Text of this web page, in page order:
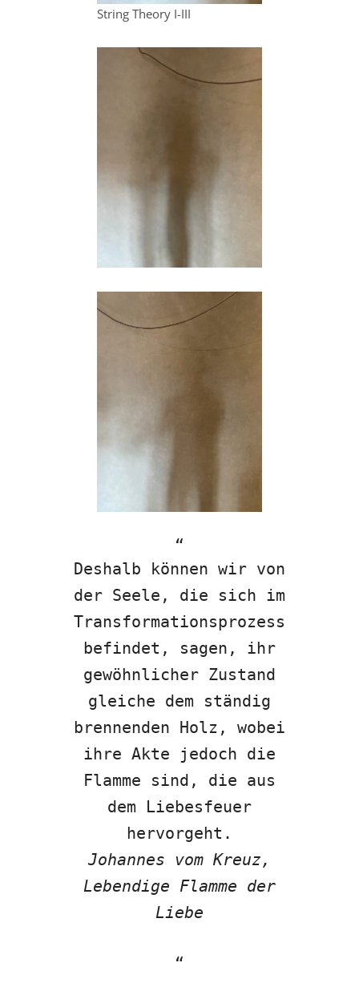
String Theory I-III
Deshalb können wir von
der Seele, die sich im
Transformationsprozess
befindet, sagen, ihr
gewöhnlicher Zustand
gleiche dem ständig
brennenden Holz, wobei
ihre Akte jedoch die
Flamme sind, die aus
dem Liebesfeuer
hervorgeht.
Johannes vom Kreuz,
Lebendige Flamme der
Liebe